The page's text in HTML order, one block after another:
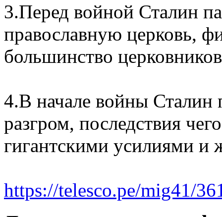
3.Перед войной Сталин
православную церковь,
большинство
4.В начале войны
разгром, последствия
гигантскими усилиями и
https://telesco.pe/mig41/